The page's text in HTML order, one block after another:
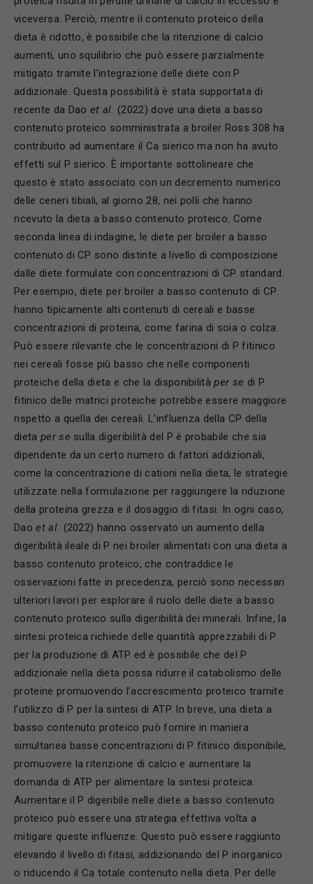
viceversa. Perciò, mentre il contenuto proteico della
dieta è ridotto, è possibile che la ritenzione di calcio
aumenti, uno squilibrio che può essere parzialmente
mitigato tramite l’integrazione delle diete con P
addizionale. Questa possibilità è stata supportata di
recente da Dao et al. (2022) dove una dieta a basso
contenuto proteico somministrata a broiler Ross 308 ha
contribuito ad aumentare il Ca sierico ma non ha avuto
effetti sul P sierico. È importante sottolineare che
questo è stato associato con un decremento numerico
delle ceneri tibiali, al giorno 28, nei polli che hanno
ricevuto la dieta a basso contenuto proteico. Come
seconda linea di indagine, le diete per broiler a basso
contenuto di CP sono distinte a livello di composizione
dalle diete formulate con concentrazioni di CP standard.
Per esempio, diete per broiler a basso contenuto di CP
hanno tipicamente alti contenuti di cereali e basse
concentrazioni di proteina, come farina di soia o colza.
Può essere rilevante che le concentrazioni di P fitinico
nei cereali fosse più basso che nelle componenti
proteiche della dieta e che la disponibilitàper se di P
fitinico delle matrici proteiche potrebbe essere maggiore
rispetto a quella dei cereali. L’influenza della CP della
dieta per se sulla digeribilità del P è probabile che sia
dipendente da un certo numero di fattori addizionali,
come la concentrazione di cationi nella dieta, le strategie
utilizzate nella formulazione per raggiungere la riduzione
della proteina grezza e il dosaggio di fitasi. In ogni caso,
Daoet al. (2022) hanno osservato un aumento della
digeribilità ileale di P nei broiler alimentati con una dieta a
basso contenuto proteico, che contraddice le
osservazioni fatte in precedenza, perciò sono necessari
ulteriori lavori per esplorare il ruolo delle diete a basso
contenuto proteico sulla digeribilità dei minerali. Infine, la
sintesi proteica richiede delle quantità apprezzabili di P
per la produzione di ATP ed è possibile che del P
addizionale nella dieta possa ridurre il catabolismo delle
proteine promuovendo l’accrescimento proteico tramite
l’utilizzo di P per la sintesi di ATP. In breve, una dieta a
basso contenuto proteico può fornire in maniera
simultanea basse concentrazioni di P fitinico disponibile,
promuovere la ritenzione di calcio e aumentare la
domanda di ATP per alimentare la sintesi proteica.
Aumentare il P digeribile nelle diete a basso contenuto
proteico può essere una strategia effettiva volta a
mitigare queste influenze. Questo può essere raggiunto
elevando il livello di fitasi, addizionando del P inorganico
o riducendo il Ca totale contenuto nella dieta. Per delle